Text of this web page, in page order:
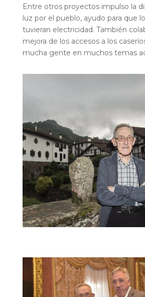
Entre otros proyectos impulso la
luz por el pueblo, ayudo para que
tuvieran electricidad. También
mejora de los accesos a los
mucha gente en muchos temas